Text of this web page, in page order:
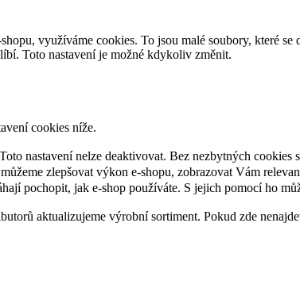
využíváme cookies. To jsou malé soubory, které
Toto nastavení je možné kdykoliv změnit.
cookies níže.
Toto nastavení nelze deaktivovat. Bez nezbytných cookies
zlepšovat výkon e-shopu, zobrazovat Vám
pochopit, jak e-shop používáte. S jejich pomocí ho
aktualizujeme výrobní sortiment. Pokud zde